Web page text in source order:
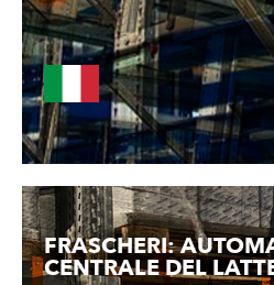
FRASCHERI:
CENTRALE DEL